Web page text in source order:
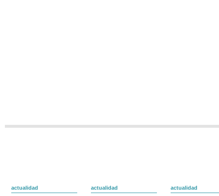
actualidad
actualidad
actualidad